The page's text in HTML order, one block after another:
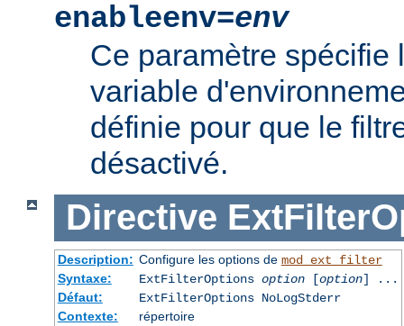
enableenv=env
Ce paramètre spécifie
variable
définie pour que le
désactivé.
Directive
Description: Configure les options de mod_ext_filter
Syntaxe:
ExtFilterOptions option[option] ...
Défaut:
ExtFilterOptions NoLogStderr
Contexte:
répertoire